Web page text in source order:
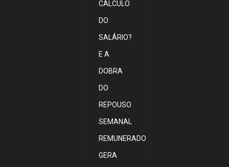
CÁLCULO
DO
SALÁRIO?
E A
DOBRA
DO
REPOUSO
SEMANAL
REMUNERADO
GERA